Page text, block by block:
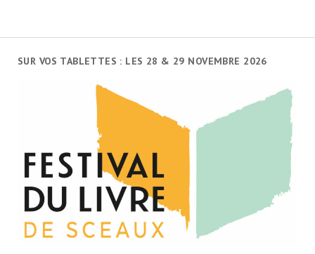
SUR VOS TABLETTES : LES 28 & 29 NOVEMBRE 2026